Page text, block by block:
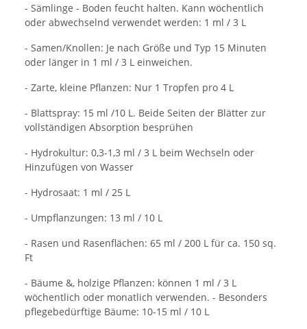
- Sämlinge - Boden feucht halten. Kann wöchentlich
oder abwechselnd verwendet werden: 1 ml / 3 L
- Samen/Knollen: Je nach Größe und Typ 15 Minuten
oder länger in 1 ml / 3 L einweichen.
- Zarte, kleine Pflanzen: Nur 1 Tropfen pro 4 L
- Blattspray: 15 ml /10 L. Beide Seiten der Blätter zur
vollständigen Absorption besprühen
- Hydrokultur: 0,3-1,3 ml / 3 L beim Wechseln oder
Hinzufügen von Wasser
- Hydrosaat: 1 ml / 25 L
- Umpflanzungen: 13 ml / 10 L
- Rasen und Rasenflächen: 65 ml / 200 L für ca. 150 sq.
Ft
- Bäume &, holzige Pflanzen: können 1 ml / 3 L
wöchentlich oder monatlich verwenden. - Besonders
pflegebedürftige Bäume: 10-15 ml / 10 L